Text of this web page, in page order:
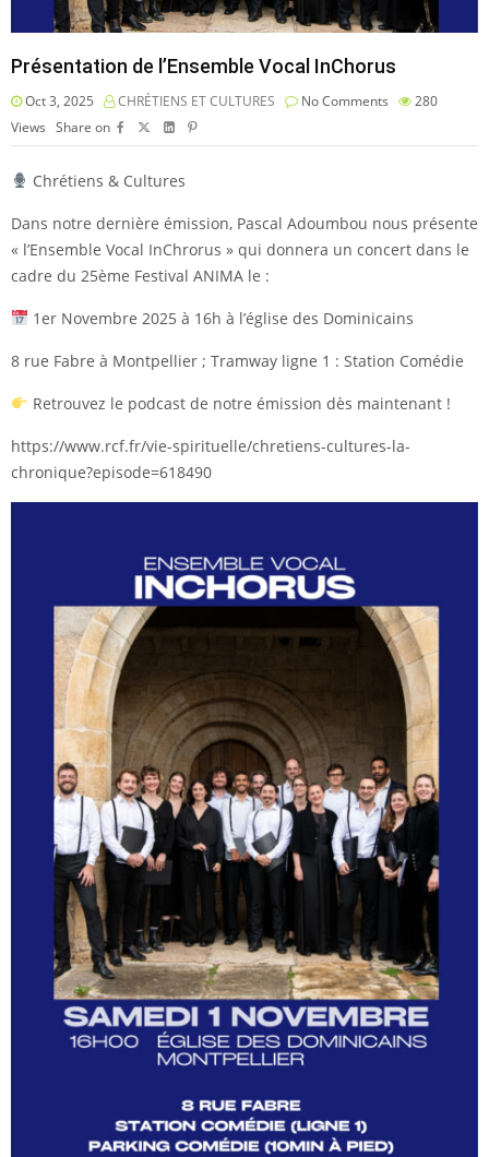
Présentation de l’Ensemble Vocal InChorus
Oct 3, 2025 CHRÉTIENS ET CULTURES No Comments
280
Views Share on
Chrétiens & Cultures
Dans notre dernière émission, Pascal Adoumbou nous présente
« l’Ensemble Vocal InChrorus » qui donnera un concert dans le
cadre du 25ème Festival ANIMA le :
1er Novembre 2025 à 16h à l’église des Dominicains
8 rue Fabre à Montpellier ; Tramway ligne 1 : Station Comédie
Retrouvez le podcast de notre émission dès maintenant !
https://www.rcf.fr/vie-spirituelle/chretiens-cultures-la-
chronique?episode=618490